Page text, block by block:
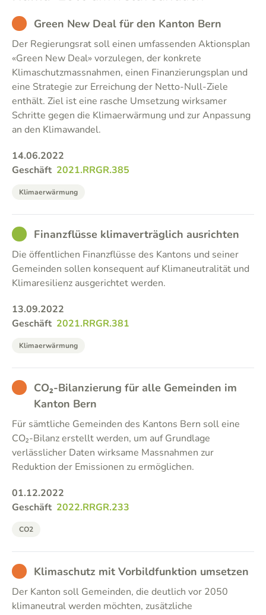
BAD Green New Deal für den Kanton Bern
Der Regierungsrat soll einen umfassenden Aktionsplan
«Green New Deal» vorzulegen, der konkrete
Klimaschutzmassnahmen, einen Finanzierungsplan und
eine Strategie zur Erreichung der Netto-Null-Ziele
enthält. Ziel ist eine rasche Umsetzung wirksamer
Schritte gegen die Klimaerwärmung und zur Anpassung
an den Klimawandel.
14.06.2022
Geschäft 2021.RRGR.385
Klimaerwärmung
GOODFinanzflüsse klimaverträglich ausrichten
Die öffentlichen Finanzflüsse des Kantons und seiner
Gemeinden sollen konsequent auf Klimaneutralität und
Klimaresilienz ausgerichtet werden.
13.09.2022
Geschäft 2021.RRGR.381
Klimaerwärmung
BAD CO₂-Bilanzierung für alle Gemeinden im
Kanton Bern
Für sämtliche Gemeinden des Kantons Bern soll eine
CO₂-Bilanz erstellt werden, um auf Grundlage
verlässlicher Daten wirksame Massnahmen zur
Reduktion der Emissionen zu ermöglichen.
01.12.2022
Geschäft 2022.RRGR.233
CO2
BAD Klimaschutz mit Vorbildfunktion umsetzen
Der Kanton soll Gemeinden, die deutlich vor 2050
klimaneutral werden möchten, zusätzliche